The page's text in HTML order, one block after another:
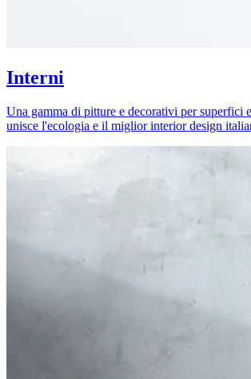
Interni
Una gamma di pitture e decorativi per superfici
unisce l'ecologia e il miglior interior design